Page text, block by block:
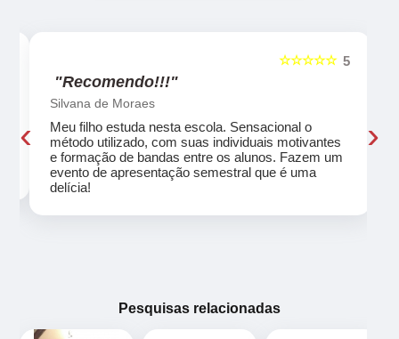
5
☆☆☆☆☆
"Recomendo!!!"
Silvana de Moraes
Meu filho estuda nesta escola. Sensacional o
método utilizado, com suas individuais motivantes
e formação de bandas entre os alunos. Fazem um
evento de apresentação semestral que é uma
delícia!
‹ ›
Pesquisas relacionadas